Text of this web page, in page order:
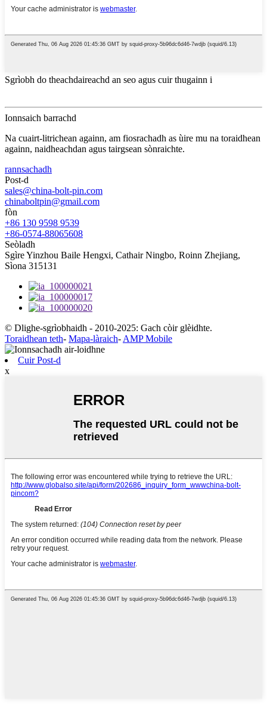
Sgrìobh do theachdaireachd an seo agus cuir thugainn i
Ionnsaich barrachd
Na cuairt-litrichean againn, am fiosrachadh as ùire mu na toraidhean
againn, naidheachdan agus tairgsean sònraichte.
rannsachadh
Post-d
sales@china-bolt-pin.com
chinaboltpin@gmail.com
fòn
+86 130 9598 9539
+86-0574-88065608
Seòladh
Sgìre Yinzhou Baile Hengxi, Cathair Ningbo, Roinn Zhejiang,
Sìona 315131
© Dlighe-sgrìobhaidh - 2010-2025: Gach còir glèidhte.
Toraidhean teth- Mapa-làraich- AMP Mobile
Cuir Post-d
x